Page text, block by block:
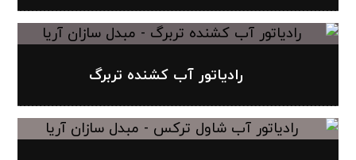
رادیاتور آب کشنده تربرگ